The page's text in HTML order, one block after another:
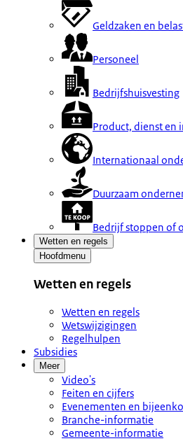
Geldzaken en
Personeel
Bedrijfshuisvesting
Product, dienst en
Internationaal
Duurzaam
Bedrijf stoppen of
Wetten en regels
Hoofdmenu
Wetten en regels
Wetten en regels
Wetswijzigingen
Regelhulpen
Subsidies
Meer
Video's
Feiten en cijfers
Evenementen en
Branche-informatie
Gemeente-informatie